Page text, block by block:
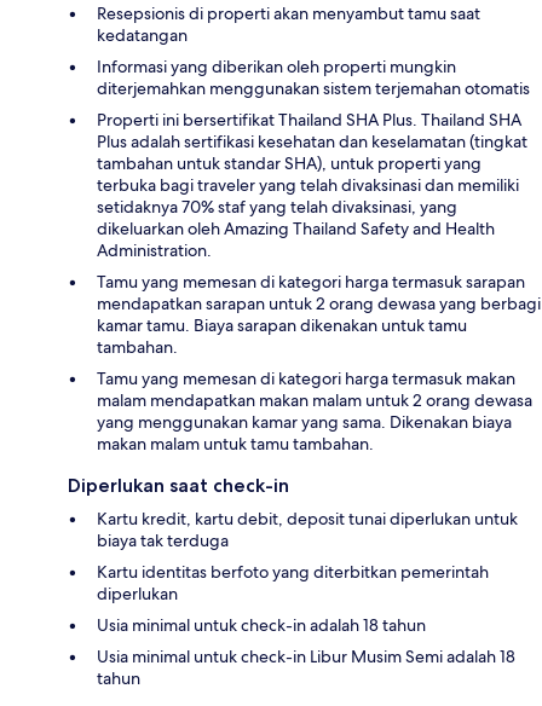
Resepsionis di properti akan menyambut tamu saat
kedatangan
Informasi yang diberikan oleh properti mungkin
diterjemahkan menggunakan sistem terjemahan otomatis
Properti ini bersertifikat Thailand SHA Plus. Thailand SHA
Plus adalah sertifikasi kesehatan dan keselamatan (tingkat
tambahan untuk standar SHA), untuk properti yang
terbuka bagi traveler yang telah divaksinasi dan memiliki
setidaknya 70% staf yang telah divaksinasi, yang
dikeluarkan oleh Amazing Thailand Safety and Health
Administration.
Tamu yang memesan di kategori harga termasuk sarapan
mendapatkan sarapan untuk 2 orang dewasa yang berbagi
kamar tamu. Biaya sarapan dikenakan untuk tamu
tambahan.
Tamu yang memesan di kategori harga termasuk makan
malam mendapatkan makan malam untuk 2 orang dewasa
yang menggunakan kamar yang sama. Dikenakan biaya
makan malam untuk tamu tambahan.
Diperlukan saat check-in
Kartu kredit, kartu debit, deposit tunai diperlukan untuk
biaya tak terduga
Kartu identitas berfoto yang diterbitkan pemerintah
diperlukan
Usia minimal untuk check-in adalah 18 tahun
Usia minimal untuk check-in Libur Musim Semi adalah 18
tahun